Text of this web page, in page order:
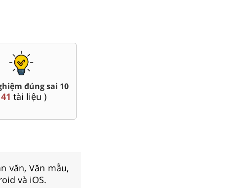
Giáo án word 10
(95tài liệu )
văn, Văn mẫu,
và iOS.